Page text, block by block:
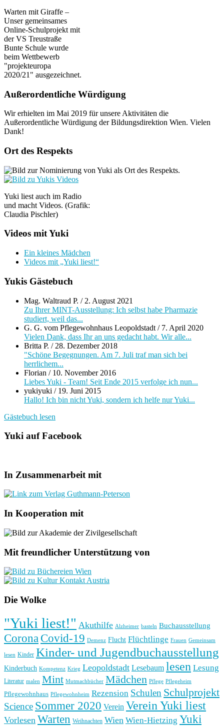
Warten mit Giraffe –
Unser gemeinsames
Online-Schulprojekt mit
der VS Treustraße
Bunte Schule wurde
beim Wettbewerb
"projekteuropa
2020/21" ausgezeichnet.
Außerordentliche Würdigung
Wir erhielten im Mai 2019 für unsere Aktivitäten die
Außerordentliche Würdigung der Bildungsdirektion Wien. Vielen
Dank!
Ort des Respekts
Yuki liest auch im Radio
und macht Videos. (Grafik:
Claudia Pischler)
Videos mit Yuki
Ein kleines Mädchen
Videos mit „Yuki liest!“
Yukis Gästebuch
Mag. Waltraud P. / 2. August 2021
Zu Ihrer MINT-Ausstellung: Ich selbst habe Pharmazie
studiert, weil das...
G. G. vom Pflegewohnhaus Leopoldstadt / 7. April 2020
Vielen Dank, dass Ihr an uns gedacht habt. Wir alle...
Britta P. / 28. Dezember 2018
"Schöne Begegnungen. Am 7. Juli traf man sich bei
herrlichem...
Florian / 10. November 2016
Liebes Yuki - Team! Seit Ende 2015 verfolge ich nun...
yukiyuki / 19. Juni 2015
Hallo! Ich bin nicht Yuki, sondern ich helfe nur Yuki...
Gästebuch lesen
Yuki auf Facebook
In Zusammenarbeit mit
In Kooperation mit
Mit freundlicher Unterstützung von
Die Wolke
"Yuki liest!" Akuthilfe Alzheimer basteln Buchausstellung
Corona Covid-19 Demenz Flucht Flüchtlinge Frauen Gemeinsam
lesen Kinder Kinder- und Jugendbuchausstellung
Kinderbuch Kompetenz Krieg Leopoldstadt Lesebaum lesen Lesung
Literatur malen Mint Mutmachbücher Mädchen Pflege Pflegeheim
Pflegewohnhaus Pflegewohnheim Rezension Schulen Schulprojekt
Science Sommer 2020 Verein Verein Yuki liest
Vorlesen Warten Weihnachten Wien Wien-Hietzing Yuki